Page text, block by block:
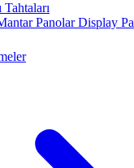
Tahtaları
PanolarDisplay